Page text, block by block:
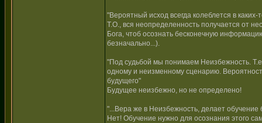
"Вероятный исход всегда колеблется в
Т.О., вся неопределенность получается от
Бога, чтоб осознать бесконечную
безначально...).
"Под судьбой мы понимаем Неизбежность.
одному и неизменному сценарию.
будущего"
Будущее неизбежно, но не определено!
"...Вера же в Неизбежность, делает обучение
Нет! Обучение нужно для осознания этого